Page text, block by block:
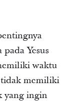
Yesus
waktu
memiliki
yang ingin